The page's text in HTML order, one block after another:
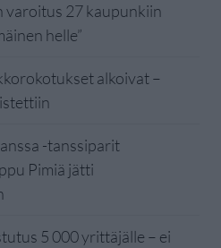
varoitus 27 kaupunkiin
helle”
alkoivat –
-tanssiparit
Pimiä jätti
5 000 yrittäjälle – ei